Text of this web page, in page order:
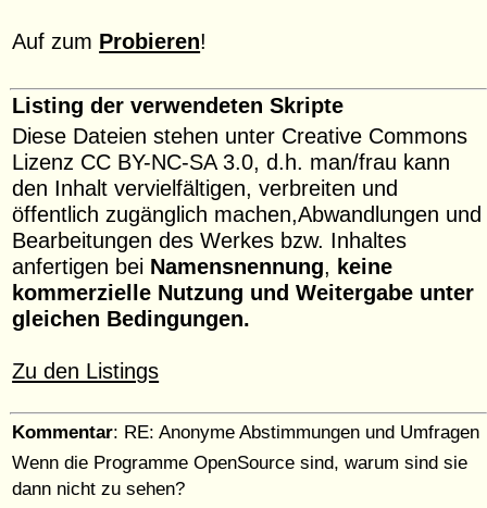
Auf zum Probieren!
Listing der verwendeten Skripte
Diese Dateien stehen unter Creative Commons
Lizenz CC BY-NC-SA 3.0, d.h. man/frau kann
den Inhalt vervielfältigen, verbreiten und
öffentlich zugänglich machen,Abwandlungen und
Bearbeitungen des Werkes bzw. Inhaltes
anfertigen bei Namensnennung, keine
kommerzielle Nutzung undWeitergabe unter
gleichen Bedingungen.
Zu den Listings
Kommentar: RE: Anonyme Abstimmungen und Umfragen
Wenn die Programme OpenSource sind, warum sind sie
dann nicht zu sehen?